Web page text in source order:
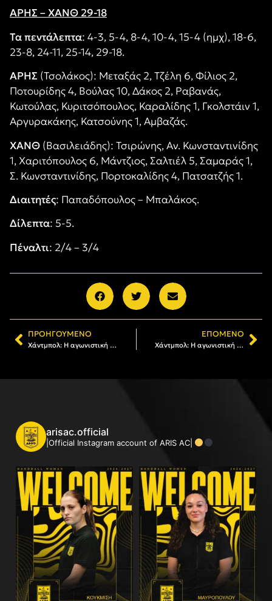
ΑΡΗΣ – ΧΑΝΘ 29-18
Τα πεντάλεπτα: 4-3, 5-4, 8-4, 10-4, 15-4 (ημχ), 18-6,
23-8, 24-11, 25-14, 29-18.
ΑΡΗΣ (Τσολάκος): Μεταξάς 2, Τζέλη 6, Φίλιος 2,
Ποτουρίδης 4, Βούλας 10, Δάκος 2, Ραβανάς,
Κωτούλας, Κυριτσόπουλος, Καραλίδης 1, Γκολστάιν 1,
Αργυρακάκης, Κατσούνης 1, Αμβαζάς.
ΧΑΝΘ (Βασιλειάδης): Τσιρώνης, Αν. Κωνσταντινίδης
1, Χαριτόπουλος 6, Μάντζιος, Σαλτιέλ 5, Σαμαράς 1,
Σ. Κωνσταντινίδης, Πορτοκαλίδης 4, Πατσατζής 1.
Διαιτητές: Παπαδόπουλος – Μπαλάκος.
Δίλεπτα: 5-5.
Πέναλτι: 2/4 – 3/4
ΠΡΟΗΓΟΎΜΕΝΟ
Χάντμπολ: Η αγωνιστική δράση των τμημάτων του Α.Σ. ΑΡΗΣ
ΕΠΌΜΕΝΟ
Χάντμπολ: Η αγωνιστική δραστηριότητα των τμημάτων του Α.Σ. ΑΡΗΣ
arisac.official
|Official Instagram account of ARIS AC|